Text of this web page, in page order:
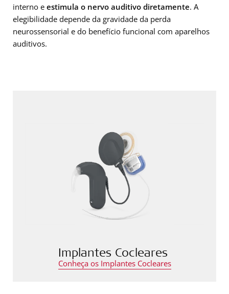
interno e estimula o nervo auditivo diretamente. A
elegibilidade depende da gravidade da perda
neurossensorial e do benefício funcional com aparelhos
auditivos.
Implantes Cocleares
Conheça os Implantes Cocleares